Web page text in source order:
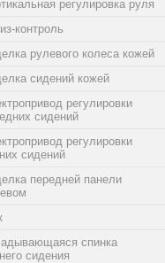
регулировка руля
контроль
рулевого колеса кожей
сидений кожей
регулировки
сидений
регулировки
сидений
передней панели
спинка
сидения